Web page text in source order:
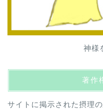
神様
著作
サイトに掲示された摂理